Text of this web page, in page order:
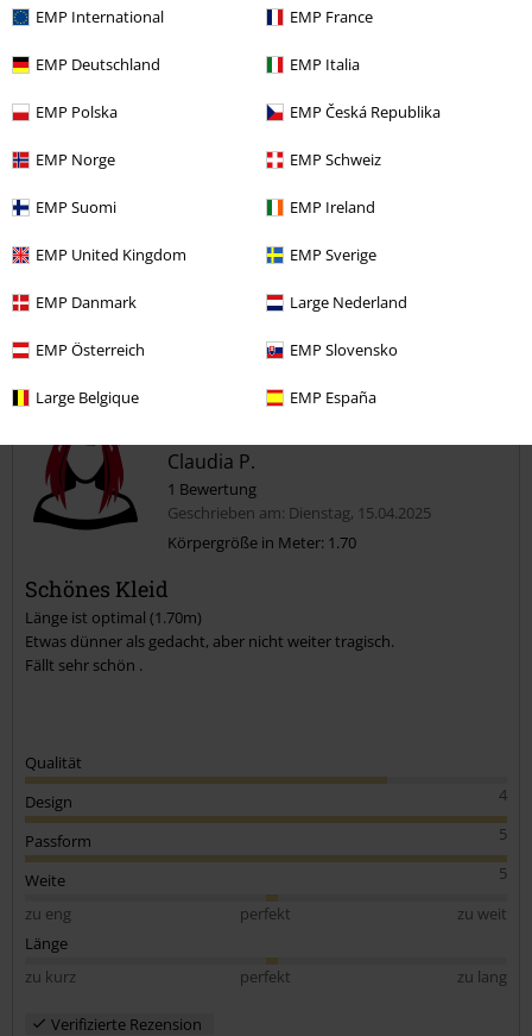
EMP International EMP France
EMP Deutschland EMP Italia
EMP Polska EMP Česká Republika
EMP Norge EMP Schweiz
EMP Suomi EMP Ireland
EMP United Kingdom EMP Sverige
EMP Danmark Large Nederland
EMP Österreich EMP Slovensko
Large Belgique EMP España
Passform
Weite
Länge
zu kurz
perfekt
Verifizierte Rezension
War diese Bewertung hilfreich für dich?
Kommentieren
Kommentar jetzt abschicken!
Claudia P.
1 Bewertung
Geschrieben am: Dienstag, 15.04.2025
Körpergröße in Meter: 1.70
Schönes Kleid
Länge ist optimal (1.70m)
Etwas dünner als gedacht, aber nicht weiter tragisch.
Fällt sehr schön .
Qualität
4
Design
5
Passform
5
Weite
zu eng
perfekt
zu weit
Länge
zu kurz
perfekt zu lang
Verifizierte Rezension